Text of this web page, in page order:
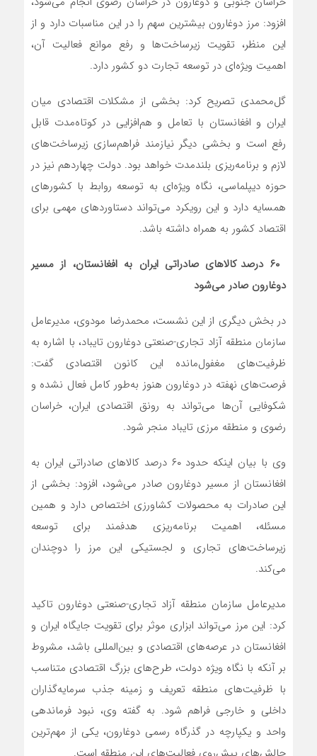
افزود: مرز دوغارون بیشترین سهم را در این مناسبات دارد و از
این منظر، تقویت زیرساخت‌ها و رفع موانع فعالیت آن،
اهمیت ویژه‌ای در توسعه تجارت دو کشور دارد.
گل‌محمدی تصریح کرد: بخشی از مشکلات اقتصادی میان
ایران و افغانستان با تعامل و هم‌افزایی در کوتاه‌مدت قابل
رفع است و بخشی دیگر نیازمند فراهم‌سازی زیرساخت‌های
لازم و برنامه‌ریزی بلندمدت خواهد بود. دولت چهاردهم نیز در
حوزه دیپلماسی، نگاه ویژه‌ای به توسعه روابط با کشورهای
همسایه دارد و این رویکرد می‌تواند دستاوردهای مهمی برای
اقتصاد کشور به همراه داشته باشد.
۶۰ درصد کالاهای صادراتی ایران به افغانستان، از مسیر
دوغارون صادر می‌شود
در بخش دیگری از این نشست، محمدرضا مودوی، مدیرعامل
سازمان منطقه آزاد تجاری-صنعتی دوغارون تایباد، با اشاره به
ظرفیت‌های مغفول‌مانده این کانون اقتصادی گفت:
فرصت‌های نهفته در دوغارون هنوز به‌طور کامل فعال نشده و
شکوفایی آن‌ها می‌تواند به رونق اقتصادی ایران، خراسان
رضوی و منطقه مرزی تایباد منجر شود.
وی با بیان اینکه حدود ۶۰ درصد کالاهای صادراتی ایران به
افغانستان از مسیر دوغارون صادر می‌شود، افزود: بخشی از
این صادرات به محصولات کشاورزی اختصاص دارد و همین
مسئله، اهمیت برنامه‌ریزی هدفمند برای توسعه
زیرساخت‌های تجاری و لجستیکی این مرز را دوچندان
می‌کند.
مدیرعامل سازمان منطقه آزاد تجاری-صنعتی دوغارون تاکید
کرد: این مرز می‌تواند ابزاری موثر برای تقویت جایگاه ایران و
افغانستان در عرصه‌های اقتصادی و بین‌المللی باشد، مشروط
بر آنکه با نگاه ویژه دولت، طرح‌های بزرگ اقتصادی متناسب
با ظرفیت‌های منطقه تعریف و زمینه جذب سرمایه‌گذاران
داخلی و خارجی فراهم شود. به گفته وی، نبود فرماندهی
واحد و یکپارچه در گذرگاه رسمی دوغارون، یکی از مهم‌ترین